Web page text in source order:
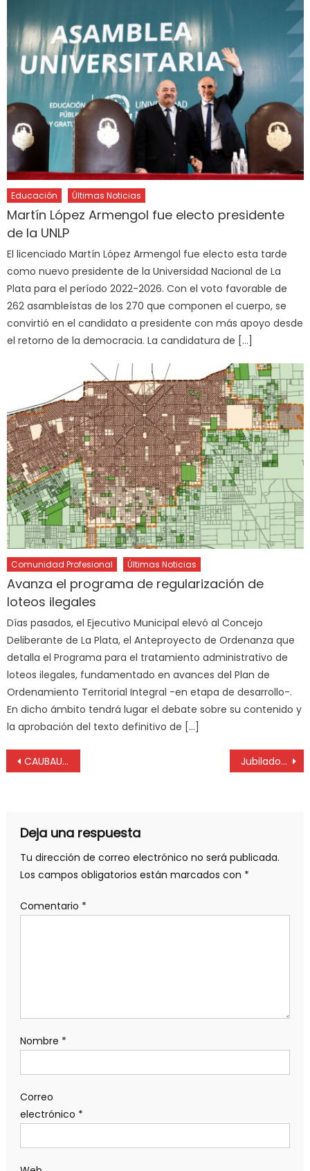
Educación Últimas Noticias
Martín López Armengol fue electo presidente
de la UNLP
El licenciado Martín López Armengol fue electo esta tarde
como nuevo presidente de la Universidad Nacional de La
Plata para el período 2022-2026. Con el voto favorable de
262 asambleístas de los 270 que componen el cuerpo, se
convirtió en el candidato a presidente con más apoyo desde
el retorno de la democracia. La candidatura de […]
Comunidad Profesional Últimas Noticias
Avanza el programa de regularización de
loteos ilegales
Días pasados, el Ejecutivo Municipal elevó al Concejo
Deliberante de La Plata, el Anteproyecto de Ordenanza que
detalla el Programa para el tratamiento administrativo de
loteos ilegales, fundamentado en avances del Plan de
Ordenamiento Territorial Integral -en etapa de desarrollo-.
En dicho ámbito tendrá lugar el debate sobre su contenido y
la aprobación del texto definitivo de […]
CAUBAUNO: «Sombrío panorama para el COUT» Jubilados y pensionados médicos cobrarán un bono extraordinario de $200 mil en julio
Deja una respuesta
Tu dirección de correo electrónico no será publicada.
Los campos obligatorios están marcados con *
Comentario *
Nombre *
Correo
electrónico *